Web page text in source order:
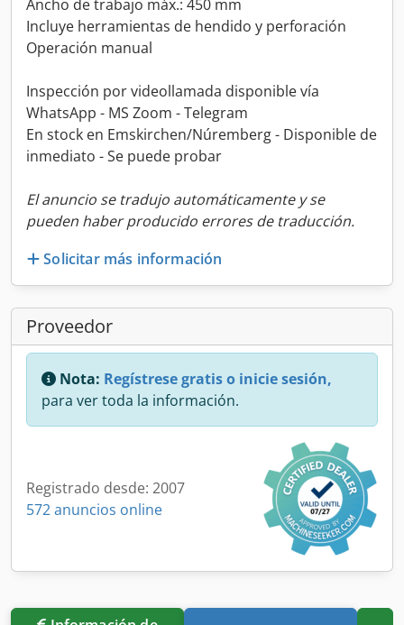
Ancho de trabajo máx.: 450 mm
Incluye herramientas de hendido y perforación
Operación manual
Inspección por videollamada disponible vía
WhatsApp - MS Zoom - Telegram
En stock en Emskirchen/Núremberg - Disponible de
inmediato - Se puede probar
El anuncio se tradujo automáticamente y se
pueden haber producido errores de traducción.
Solicitar más información
Proveedor
Nota: Regístrese gratis o inicie sesión,
para ver toda la información.
Registrado desde: 2007
572 anuncios online